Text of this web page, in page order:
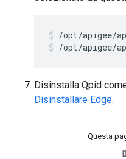
/opt/apigee/
/opt/apigee/
Disinstalla Qpid
Disinstallare Edge.
Questa